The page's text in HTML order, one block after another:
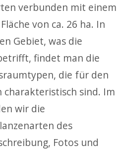
verbunden mit einem
von ca. 26 ha. In
Gebiet, was die
findet man die
die für den
charakteristisch sind. Im
wir die
des
Fotos und